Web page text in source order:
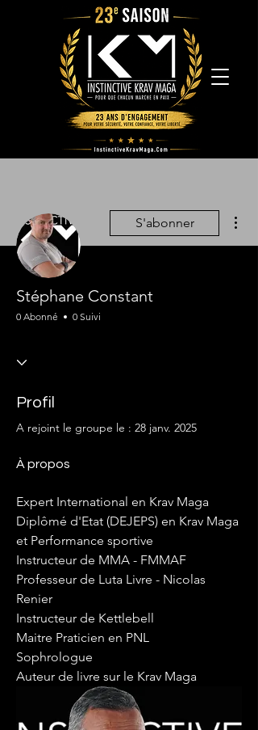
S'abonner
Stéphane Constant
0 Abonné 0 Suivi
Profil
A rejoint le groupe le : 28 janv. 2025
À propos
Expert International en Krav Maga
Diplômé d'Etat (DEJEPS) en Krav Maga
et Performance sportive
Instructeur de MMA - FMMAF
Professeur de Luta Livre - Nicolas
Renier
Instructeur de Kettlebell
Maitre Praticien en PNL
Sophrologue
Auteur de livre sur le Krav Maga